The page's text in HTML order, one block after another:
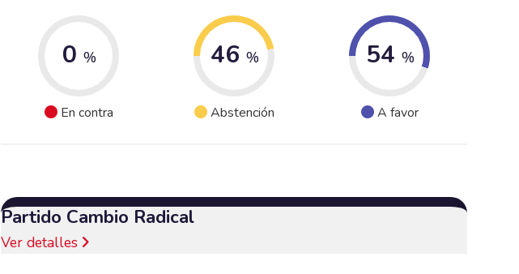
0 %
En contra
46 %
Abstención
54 %
A favor
Partido Cambio Radical
Ver detalles